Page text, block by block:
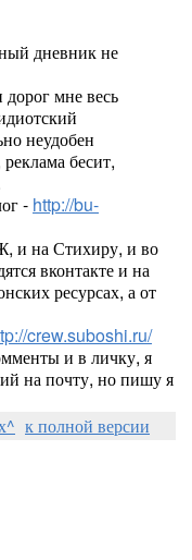
дневник не
мне весь
неудобен
бесит,
- http://bu-
и на Стихиру, и во
вконтакте и на
ресурсах, а от
crew.suboshi.ru/
и в личку, я
на почту, но пишу я
к полной версии